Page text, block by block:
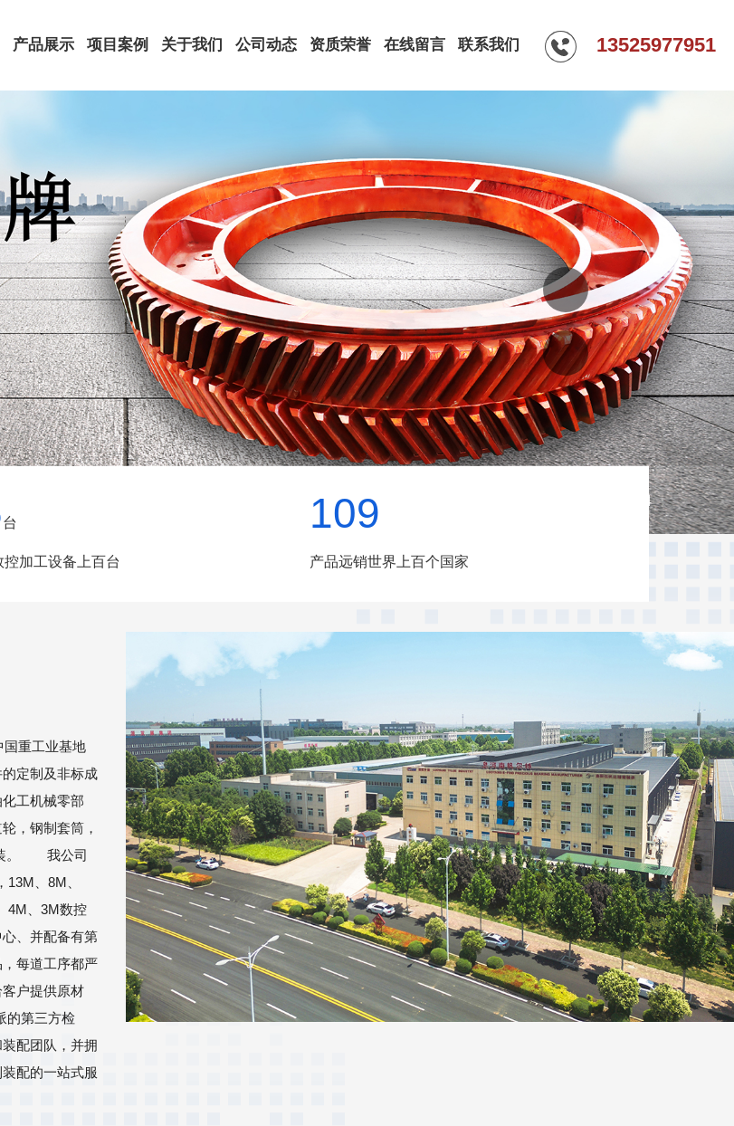
产品展示 项目案例 关于我们 公司动态 资质荣誉 在线留言 联系我们 13525977951
3
4
台
控加工设备上百台
109
产品远销世界上百个国家
重工业基地
定制及非标成
工机械零部
，钢制套筒，
装。 我公司
、8M、
4M、3M数控
、并配备有第
每道工序都严
户提供原材
的第三方检
配团队，并拥
配的一站式服